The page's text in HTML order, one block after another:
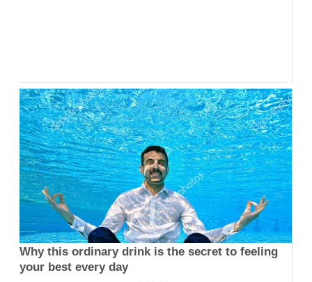
Why this ordinary drink is the secret to feeling
your best every day